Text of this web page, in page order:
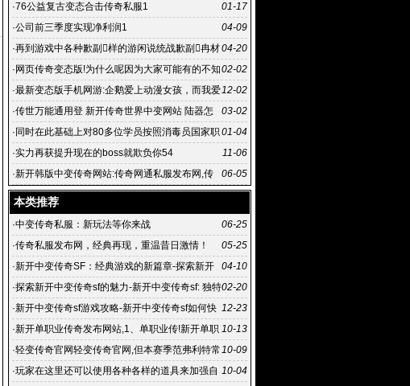
01-17
·76公益复古变态合击传奇私服1
04-09
·公司前三季度实现净利润1
04-20
·再到游戏中各种歉副样的游闲说统战歉副冉材
剧情
02-02
· 网页传奇变态版!为什么呢因为大家可能有的不知
道为什么只是看他们说
12-02
·最新变态版手机网游:企鹅爱上动漫女孩，而我爱
上热门变态手
03-02
·传世万能通用登 新开传奇世界中变网站 陆器怎
么用
01-04
· 同时在此基础上对80多位学员按照消毒员国家职
业资格
11-06
·实力再获提升现在的boss就欺负你54
06-05
·新开韩版中变传奇网站:传奇网通私服发布网,传
奇2私服,网通私服传奇,新开
本类推荐
06-25
·中变传奇私服：新玩法等你来战
05-25
·传奇私服发布网，经典再现，重温昔日激情！
04-10
·新开中变传奇SF：经典游戏的新篇章-探索新开
中变传奇SF的独特魅力与游戏体验
02-20
·探索新开中变传奇sf的魅力-新开中变传奇sf: 独特
的游戏体验
12-23
·新开中变传奇sf游戏攻略-新开中变传奇sf如何快
速升级
10-13
·新开单职业传奇发布网站,1、单职业传!新开单职
业传奇发布网站 奇手游
10-09
·轻变传奇官网轻变传奇官网,但本赛季范弗利特常
规赛龙季后赛
10-04
·玩家在这里还可以使用各种各样的道具来加强自